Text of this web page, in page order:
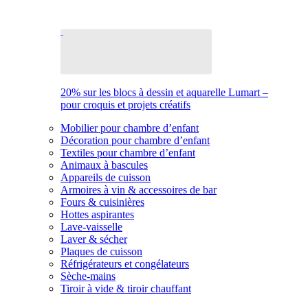
20% sur les blocs à dessin et aquarelle Lumart –
pour croquis et projets créatifs
Mobilier pour chambre d’enfant
Décoration pour chambre d’enfant
Textiles pour chambre d’enfant
Animaux à bascules
Appareils de cuisson
Armoires à vin & accessoires de bar
Fours & cuisinières
Hottes aspirantes
Lave-vaisselle
Laver & sécher
Plaques de cuisson
Réfrigérateurs et congélateurs
Sèche-mains
Tiroir à vide & tiroir chauffant